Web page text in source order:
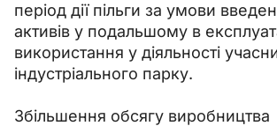
період дії пільги за умови
активів у подальшому в
використання у діяльності
індустріального парку.
Збільшення обсягу виробництва